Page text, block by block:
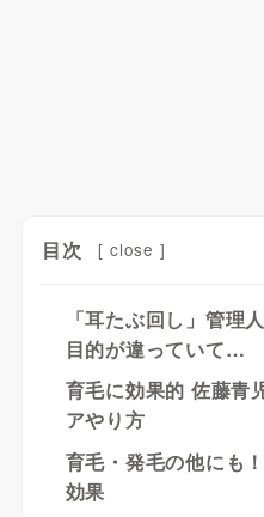
目次 [ close ]
「耳たぶ回し」管理
目的が違っていて…
育毛に効果的 佐藤青
アやり方
育毛・発毛の他にも
効果